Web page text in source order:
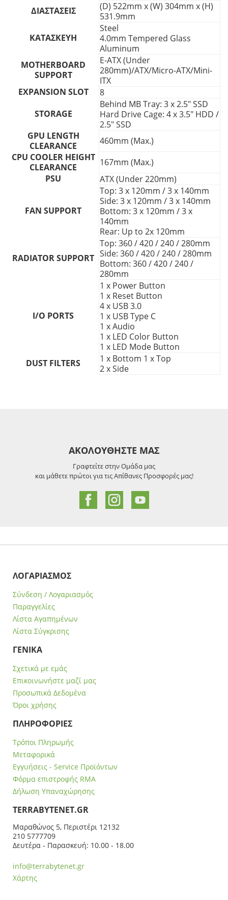
ΔΙΑΣΤΑΣΕΙΣ
(D) 522mm x (W) 304mm x (H)
531.9mm
ΚΑΤΑΣΚΕΥΗ
Steel
4.0mm Tempered Glass
Aluminum
MOTHERBOARD
SUPPORT
E-ATX (Under
280mm)/ATX/Micro-ATX/Mini-
ITX
EXPANSION SLOT
8
STORAGE
Behind MB Tray: 3 x 2.5″ SSD
Hard Drive Cage: 4 x 3.5″ HDD /
2.5″ SSD
GPU LENGTH
CLEARANCE
460mm (Max.)
CPU COOLER HEIGHT
CLEARANCE
167mm (Max.)
PSU
ATX (Under 220mm)
FAN SUPPORT
Top: 3 x 120mm / 3 x 140mm
Side: 3 x 120mm / 3 x 140mm
Bottom: 3 x 120mm / 3 x
140mm
Rear: Up to 2x 120mm
RADIATOR SUPPORT
Top: 360 / 420 / 240 / 280mm
Side: 360 / 420 / 240 / 280mm
Bottom: 360 / 420 / 240 /
280mm
I/O PORTS
1 x Power Button
1 x Reset Button
4 x USB 3.0
1 x USB Type C
1 x Audio
1 x LED Color Button
1 x LED Mode Button
DUST FILTERS
1 x Bottom 1 x Top
2 x Side
ΑΚΟΛΟΥΘΗΣΤΕ ΜΑΣ
Γραφτείτε στην Ομάδα μας
και μάθετε πρώτοι για τις Απίθανες Προσφορές μας!
ΛΟΓΑΡΙΑΣΜΟΣ
Σύνδεση / Λογαριασμός
Παραγγελίες
Λίστα Αγαπημένων
Λίστα Σύγκρισης
ΓΕΝΙΚΑ
Σχετικά με εμάς
Επικοινωνήστε μαζί μας
Προσωπικά Δεδομένα
Όροι χρήσης
ΠΛΗΡΟΦΟΡΙΕΣ
Τρόποι Πληρωμής
Μεταφορικά
Εγγυήσεις - Service Προϊόντων
Φόρμα επιστροφής RMA
Δήλωση Υπαναχώρησης
ΤERRABYTENET.GR
Μαραθώνος 5, Περιστέρι 12132
210 5777709
Δευτέρα - Παρασκευή: 10.00 - 18.00
info@terrabytenet.gr
Χάρτης